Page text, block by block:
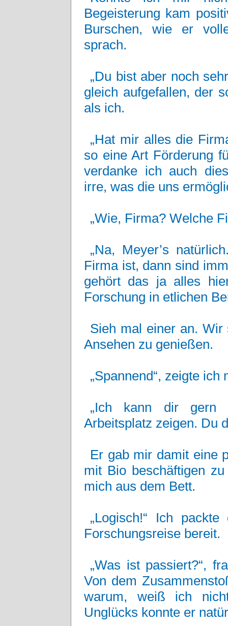
Begeisterung kam
Burschen, wie er
sprach.
„Du bist aber noch
gleich aufgefallen, der
als ich.
„Hat mir alles die
so eine Art Förderung
verdanke ich auch
irre, was die uns
„Wie, Firma? Welche
„Na, Meyer’s
Firma ist, dann sind
gehört das ja alles
Forschung in etlichen
Sieh mal einer an.
Ansehen zu genießen.
„Spannend“, zeigte
„Ich kann dir gern
Arbeitsplatz zeigen. Du
Er gab mir damit eine
mit Bio beschäftigen
mich aus dem Bett.
„Logisch!“ Ich
Forschungsreise bereit.
„Was ist passiert?“,
Von dem
warum, weiß ich
Unglücks konnte er